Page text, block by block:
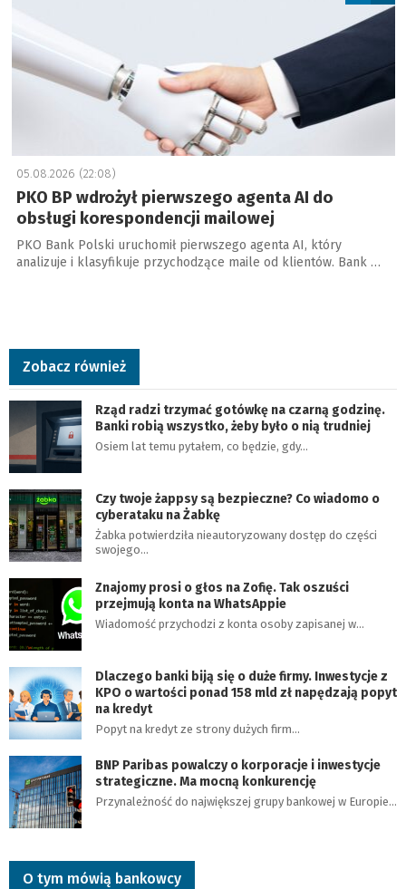
05.08.2026 (22:08)
PKO BP wdrożył pierwszego agenta AI do
obsługi korespondencji mailowej
PKO Bank Polski uruchomił pierwszego agenta AI, który
analizuje i klasyfikuje przychodzące maile od klientów. Bank …
Zobacz również
Rząd radzi trzymać gotówkę na czarną godzinę.
Banki robią wszystko, żeby było o nią trudniej
Osiem lat temu pytałem, co będzie, gdy…
Czy twoje żappsy są bezpieczne? Co wiadomo o
cyberataku na Żabkę
Żabka potwierdziła nieautoryzowany dostęp do części
swojego…
Znajomy prosi o głos na Zofię. Tak oszuści
przejmują konta na WhatsAppie
Wiadomość przychodzi z konta osoby zapisanej w…
Dlaczego banki biją się o duże firmy. Inwestycje z
KPO o wartości ponad 158 mld zł napędzają popyt
na kredyt
Popyt na kredyt ze strony dużych firm…
BNP Paribas powalczy o korporacje i inwestycje
strategiczne. Ma mocną konkurencję
Przynależność do największej grupy bankowej w Europie…
O tym mówią bankowcy